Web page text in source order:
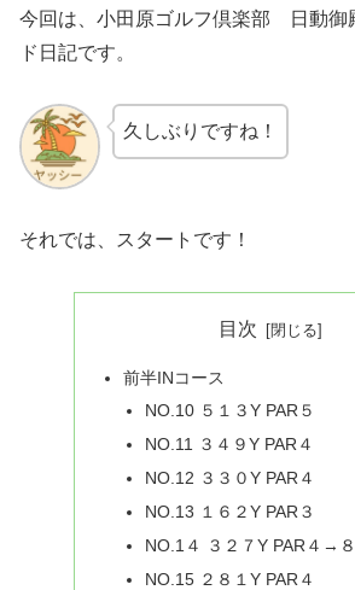
今回は、小田原ゴルフ倶楽部 日動御
ド日記です。
久しぶりですね！
それでは、スタートです！
目次
前半INコース
NO.10 ５１３Y PAR５
NO.11 ３４９Y PAR４
NO.12 ３３０Y PAR４
NO.13 １６２Y PAR３
NO.1４ ３２７Y PAR４→
NO.15 ２８１Y PAR４